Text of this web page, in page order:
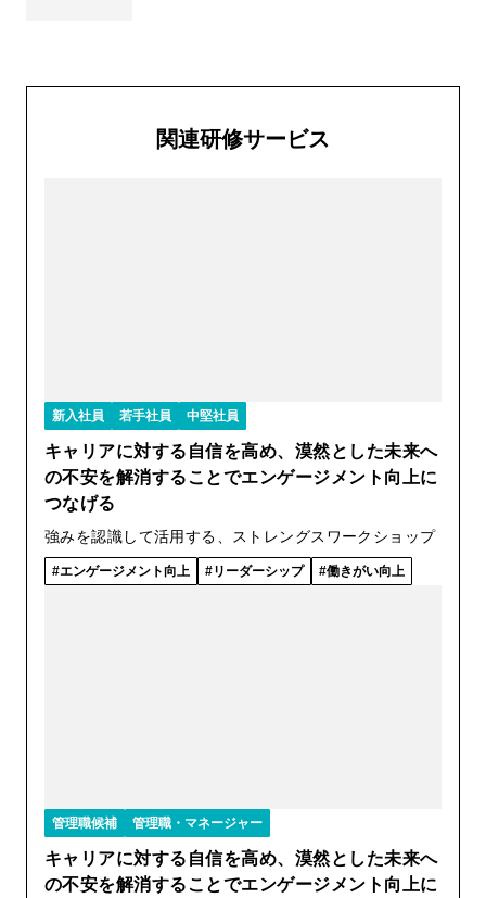
関連研修サービス
新入社員 若手社員 中堅社員
キャリアに対する自信を高め、漠然とした未来へ
の不安を解消することでエンゲージメント向上に
つなげる
強みを認識して活用する、ストレングスワークショップ
エンゲージメント向上 リーダーシップ 働きがい向上
管理職候補 管理職・マネージャー
キャリアに対する自信を高め、漠然とした未来へ
の不安を解消することでエンゲージメント向上に